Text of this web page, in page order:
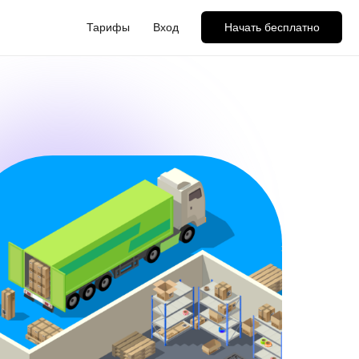
Вход Начать бесплатно
Тарифы